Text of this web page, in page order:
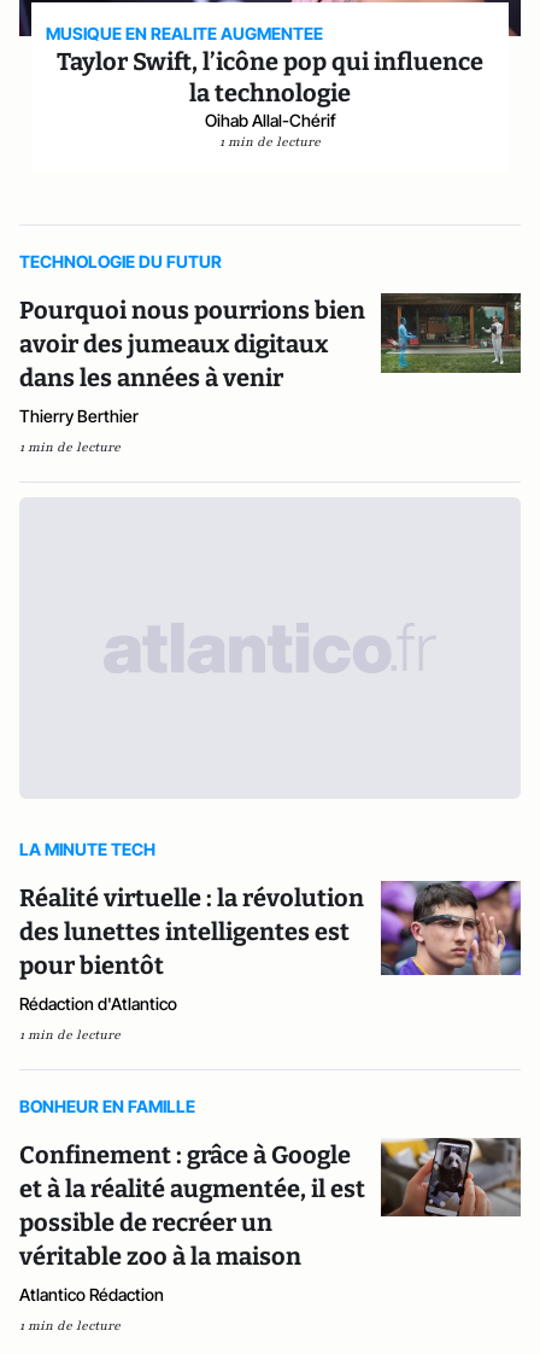
MUSIQUE EN REALITE AUGMENTEE
Taylor Swift, l’icône pop qui influence
la technologie
Oihab Allal-Chérif
1 min de lecture
TECHNOLOGIE DU FUTUR
Pourquoi nous pourrions bien
avoir des jumeaux digitaux
dans les années à venir
Thierry Berthier
1 min de lecture
LA MINUTE TECH
Réalité virtuelle : la révolution
des lunettes intelligentes est
pour bientôt
Rédaction d'Atlantico
1 min de lecture
BONHEUR EN FAMILLE
Confinement : grâce à Google
et à la réalité augmentée, il est
possible de recréer un
véritable zoo à la maison
Atlantico Rédaction
1 min de lecture